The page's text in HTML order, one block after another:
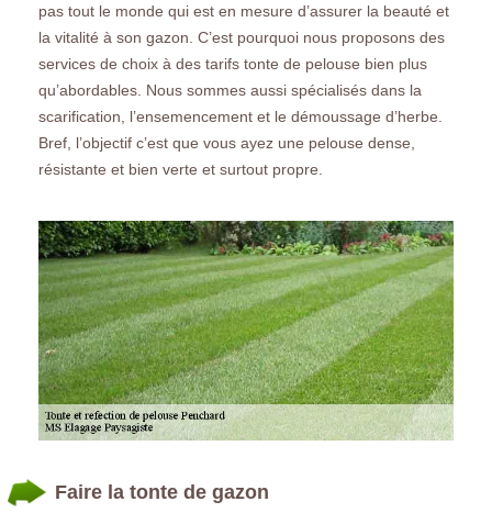
pas tout le monde qui est en mesure d’assurer la beauté et
la vitalité à son gazon. C’est pourquoi nous proposons des
services de choix à des tarifs tonte de pelouse bien plus
qu’abordables. Nous sommes aussi spécialisés dans la
scarification, l’ensemencement et le démoussage d’herbe.
Bref, l’objectif c’est que vous ayez une pelouse dense,
résistante et bien verte et surtout propre.
Faire la tonte de gazon